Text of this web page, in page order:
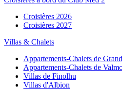
Croisières 2026
Croisières 2027
Villas & Chalets
Appartements-Chalets de
Appartements-Chalets de
Villas de Finolhu
Villas d'Albion